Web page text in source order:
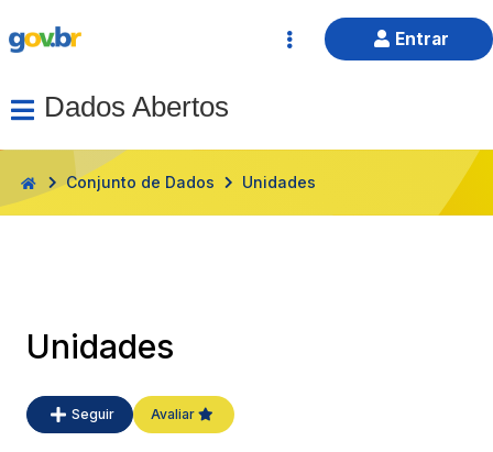
Entrar
Dados Abertos
HOME Conjunto de Dados Unidades
Unidades
Seguir Avaliar